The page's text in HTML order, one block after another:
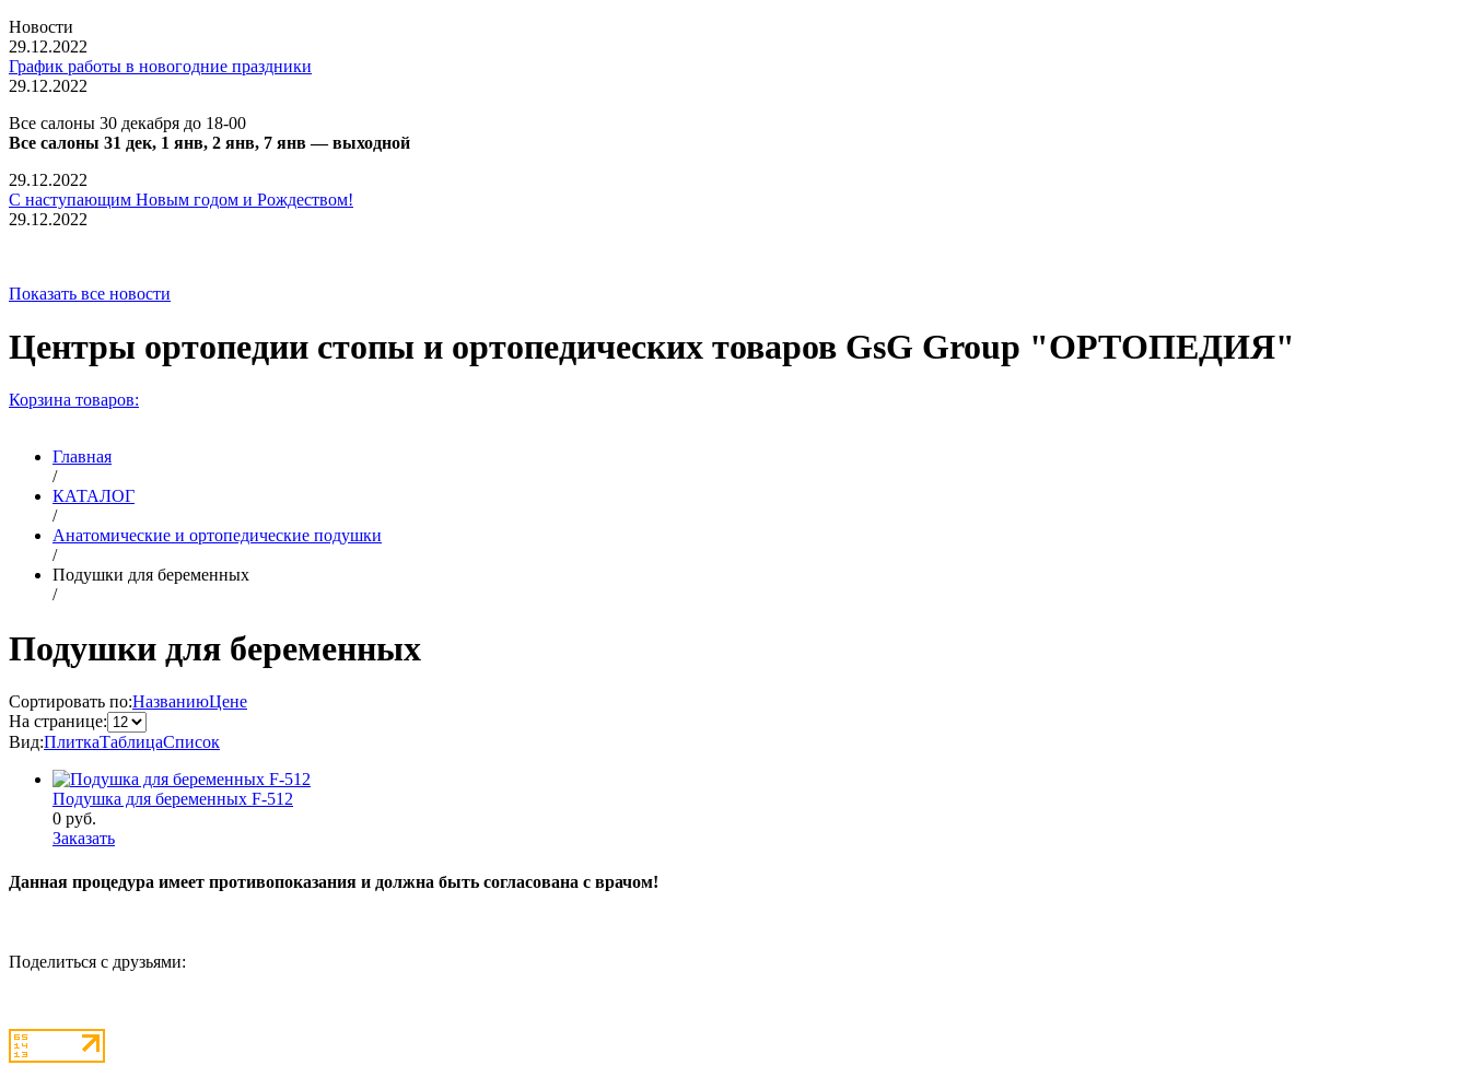
Новости
29.12.2022
График работы в новогодние праздники
29.12.2022
Все салоны 30 декабря до 18-00
Все салоны 31 дек, 1 янв, 2 янв, 7 янв — выходной
29.12.2022
С наступающим Новым годом и Рождеством!
29.12.2022
Показать все новости
Центры ортопедии стопы и ортопедических товаров GsG Group "ОРТОПЕДИЯ"
Корзина товаров:
Главная
/
КАТАЛОГ
/
Анатомические и ортопедические подушки
/
Подушки для беременных
/
Подушки для беременных
Сортировать по:НазваниюЦене
На странице:
Вид:ПлиткаТаблицаСписок
Подушка для беременных F-512
0 руб.
Заказать
Данная процедура имеет противопоказания и должна быть согласована с врачом!
Поделиться с друзьями: